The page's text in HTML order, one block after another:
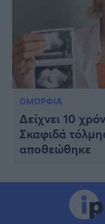
ΟΜΟΡΦΙΑ
Δείχνει 10
Σκαφιδά
αποθεώθηκε